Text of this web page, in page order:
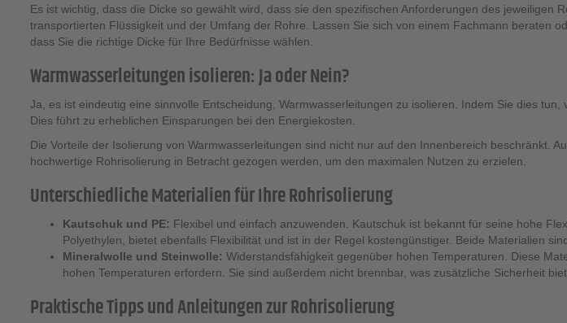
Es ist wichtig, dass die Dicke so gewählt wird, dass sie den spezifischen Anforderungen des
transportierten Flüssigkeit und der Umfang der Rohre. Lassen Sie sich von einem Fachmann beraten
dass Sie die richtige Dicke für Ihre Bedürfnisse wählen.
Warmwasserleitungen isolieren: Ja oder Nein?
Ja, es ist eindeutig eine sinnvolle Entscheidung, Warmwasserleitungen zu isolieren. Indem Sie dies
Dies führt zu erheblichen Einsparungen bei den Energiekosten.
Die Vorteile der Isolierung von Warmwasserleitungen sind nicht nur auf den Innenbereich beschränkt.
hochwertige Rohrisolierung in Betracht gezogen werden, um den maximalen Nutzen zu erzielen.
Unterschiedliche Materialien für Ihre Rohrisolierung
Kautschuk und PE: Flexibel und einfach anzuwenden. Kautschuk ist bekannt für seine hohe
Polyethylen, bietet ebenfalls Flexibilität und ist in der Regel kostengünstiger. Beide Materialien
Mineralwolle und Steinwolle: Widerstandsfähigkeit gegenüber hohen Temperaturen. Diese
hohen Temperaturen erfordern. Sie sind außerdem nicht brennbar, was zusätzliche Sicherheit
Praktische Tipps und Anleitungen zur Rohrisolierung